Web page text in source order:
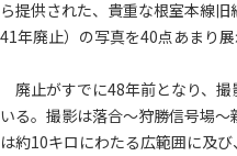
ら提供された、貴重な根室本線
41年廃止）の写真を40点あまり展
廃止がすでに48年前となり、撮
いる。撮影は落合～狩勝信号場
は約10キロにわたる広範囲に及